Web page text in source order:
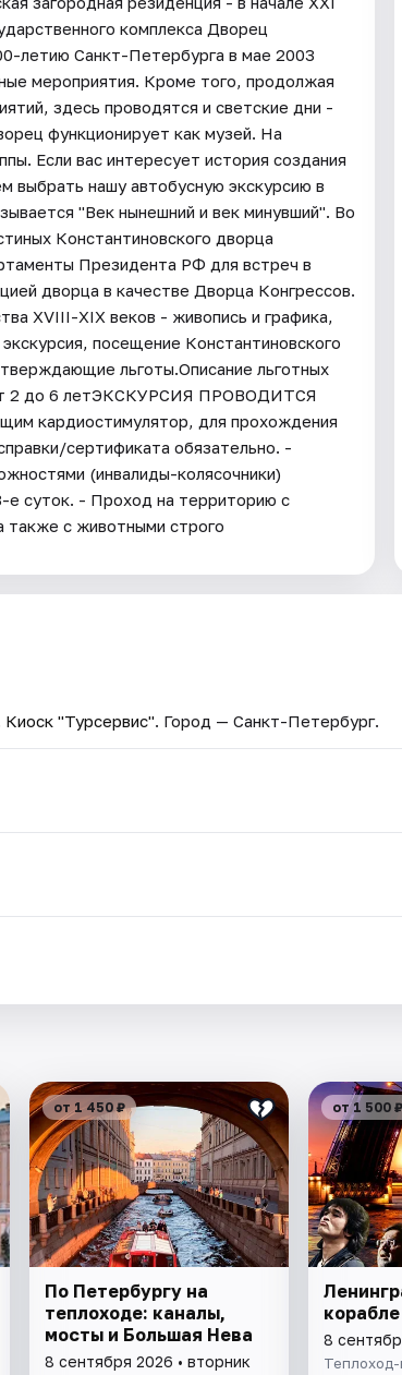
комплекса Дворец
летию Санкт-Петербурга в мае 2003
мероприятия. Кроме того, продолжая
здесь проводятся и светские дни -
функционирует как музей. На
Если вас интересует история создания
выбрать нашу автобусную экскурсию в
"Век нынешний и век минувший". Во
Константиновского дворца
Президента РФ для встреч в
дворца в качестве Дворца Конгрессов.
XVIII-XIX веков - живопись и графика,
посещение Константиновского
льготы.Описание льготных
2 до 6 летЭКСКУРСИЯ ПРОВОДИТСЯ
кардиостимулятор, для прохождения
сертификата обязательно. -
(инвалиды-колясочники)
е суток. - Проход на территорию с
с животными строго
Киоск "Турсервис". Город — Санкт-Петербург.
от 1 450 ₽
По Петербургу на
теплоходе: каналы,
мосты и Большая Нева
8 сентября 2026 • вторник
от 1 500 ₽
корабле
8
Теплоход-